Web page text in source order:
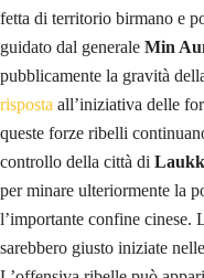
fetta di territorio birmano e
guidato dal generale Min
pubblicamente la gravità
risposta all’iniziativa delle
queste forze ribelli
controllo della città di
per minare ulteriormente la
l’importante confine cinese.
sarebbero giusto iniziate